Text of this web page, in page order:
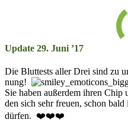
Update 29. Juni ’17
Die Bluttests aller Drei sind zu
nung!
Sie haben auß­er­dem ihr­en
den sich sehr freu­en, schon
dür­fen. ❤️❤️❤️